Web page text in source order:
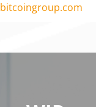
bitcoingroup.com